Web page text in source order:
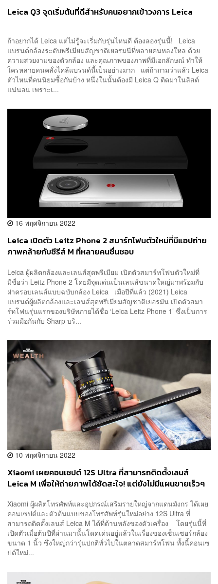
Leica Q3 จุดเริ่มต้นที่ดีสำหรับคนอยากเข้าวงการ Leica
ถ้าอยากได้ Leica แต่ไม่รู้จะเริ่มกับรุ่นไหนดี ต้องลองรุ่นนี้! Leica
แบรนด์กล้องระดับพรีเมียมสัญชาติเยอรมนีที่หลายคนหลงใหล ด้วย
ความสวยงามของตัวกล้อง และคุณภาพของภาพที่มีเอกลักษณ์ ทำให้
ใครหลายคนคลั่งไคล้แบรนด์นี้เป็นอย่างมาก แต่ถ้าถามว่าแล้ว Leica
ตัวไหนที่คนนิยมซื้อกันบ้าง หนึ่งในนั้นต้องมี Leica Q ติดมาในลิสต์
แน่นอน เพราะเ...
16 พฤศจิกายน 2022
Leica เปิดตัว Leitz Phone 2 สมาร์ทโฟนตัวใหม่ที่มีแอปถ่าย
ภาพคล้ายกับซีรีส์ M ที่หลายคนชื่นชอบ
​Leica ผู้ผลิตกล้องและเลนส์สุดพรีเมียม เปิดตัวสมาร์ทโฟนตัวใหม่ที่
มีชื่อว่า Leitz Phone 2 โดยมีจุดเด่นเป็นเลนส์ขนาดใหญ่มาพร้อมกับ
ฝาครอบเลนส์แบบฉบับกล้อง Leica เมื่อปีที่แล้ว (2021) Leica
แบรนด์ผู้ผลิตกล้องและเลนส์สุดพรีเมียมสัญชาติเยอรมัน เปิดตัวสมา
ร์ทโฟนรุ่นแรกของบริษัทภายได้ชื่อ ‘Leica Leitz Phone 1’ ซึ่งเป็นการ
ร่วมมือกันกับ Sharp บริ...
10 พฤศจิกายน 2022
Xiaomi เผยคอนเซปต์ 12S Ultra ที่สามารถติดตั้งเลนส์
Leica M เพื่อให้ถ่ายภาพได้ชัดสะใจ! แต่ยังไม่มีแผนขายเร็วๆ
Xiaomi ผู้ผลิตโทรศัพท์และอุปกรณ์เสริมรายใหญ่จากแดนมังกร ได้เผย
คอนเซปต์และตัวต้นแบบของโทรศัพท์รุ่นใหม่อย่าง 12S Ultra ที่
สามารถติดตั้งเลนส์ Leica M ได้ที่ด้านหลังของตัวเครื่อง โดยรุ่นนี้ที่
เปิดตัวเมื่อต้นปีที่ผ่านมานั้นโดดเด่นอยู่แล้วในเรื่องของเซ็นเซอร์กล้อง
ขนาด 1 นิ้ว ซึ่งใหญ่กว่ารุ่นปกติทั่วไปในตลาดสมาร์ทโฟน ทั้งนี้คอนเซ
ปต์ใหม่...